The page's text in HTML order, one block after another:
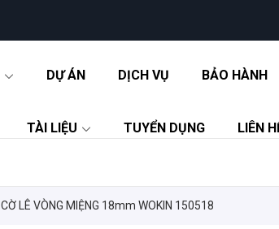
DỰ ÁN DỊCH VỤ BẢO HÀNH
TÀI LIỆU TUYỂN DỤNG LIÊN
CỜ LÊ VÒNG MIỆNG 18mm WOKIN 150518